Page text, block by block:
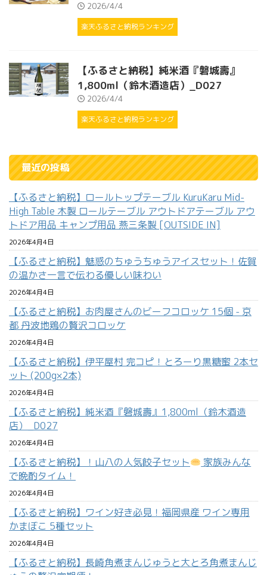
2026/4/4
楽天ふるさと納税ランキング
【ふるさと納税】純米酒『磐城壽』
1,800ml（鈴木酒造店）_D027
2026/4/4
楽天ふるさと納税ランキング
最近の投稿
【ふるさと納税】ロールトップテーブル KuruKaru Mid-
High Table 木製 ロールテーブル アウトドアテーブル アウ
トドア用品 キャンプ用品 燕三条製 [OUTSIDE IN]
2026年4月4日
【ふるさと納税】魅惑のちゅうちゅうアイスセット！佐賀
の温かさ一言で伝わる優しい味わい
2026年4月4日
【ふるさと納税】お肉屋さんのビーフコロッケ 15個 - 京
都 丹波地鶏の贅沢コロッケ
2026年4月4日
【ふるさと納税】伊平屋村 完コピ！とろーり黒糖蜜 2本セ
ット (200g×2本)
2026年4月4日
【ふるさと納税】純米酒『磐城壽』1,800ml（鈴木酒造
店）_D027
2026年4月4日
【ふるさと納税】！山八の人気餃子セット
家族みんな
で晩酌タイム！
2026年4月4日
【ふるさと納税】ワイン好き必見！福岡県産 ワイン専用
かまぼこ 5種セット
2026年4月4日
【ふるさと納税】長崎角煮まんじゅうと大とろ角煮まんじ